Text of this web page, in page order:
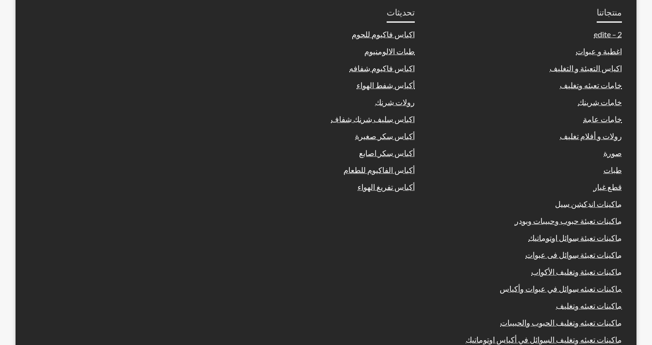
منتجاتنا
2 – edite
اغطية و عبوات
اكياس التعبئة و التغليف
خامات تعبئه وتغليف
خامات شرينك
خامات عامة
رولات و أفلام تغليف
صورة
طبات
قطع غيار
ماكينات اندكشن سيل
ماكينات تعبئة حبوب وحبيبات وبودر
ماكينات تعبئة سوائل اوتوماتيك
ماكينات تعبئة سوائل فى عبوات
ماكينات تعبئة وتغليف الأكواب
ماكينات تعبئه سوائل في عبوات وأكياس
ماكينات تعبئه وتغليف
ماكينات تعبئه وتغليف الحبوب والحبيبات
ماكينات تعبئه وتغليف السوائل في أكياس اوتوماتيك
تحديثات
اكياس فاكيوم للحوم
طبات الالومنيوم
اكياس فاكيوم شفافه
أكياس شفط الهواء
رولات شرنك
اكياس سليف شرنك شفاف
أكياس سكر صغيرة
أكياس سكر اصابع
أكياس الفاكيوم للطعام
أكياس تفريغ الهواء